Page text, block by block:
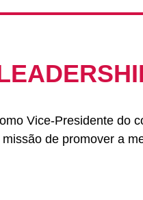
Vice-Presidente do
de promover a